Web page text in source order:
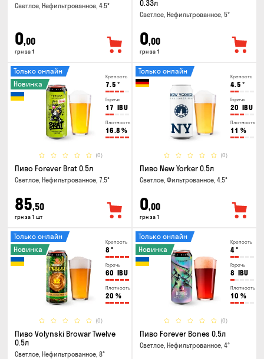
Светлое, Нефильтрованное, 4.5°
0,00
грн за 1
0.33л
Светлое, Нефильтрованное, 5°
0,00
грн за 1
Крепость
7.5 °
Горечь
17 IBU
Плотность
16.8 %
(0)
Только онлайн
Новинка
Пиво Forever Brat 0.5л
Светлое, Нефильтрованное, 7.5°
85,50
грн за 1 шт
Крепость
4.5 °
Горечь
20 IBU
Плотность
11 %
(0)
Только онлайн
Пиво New Yorker 0.5л
Светлое, Фильтрованное, 4.5°
0,00
грн за 1
Крепость
8 °
Горечь
60 IBU
Плотность
20 %
(0)
Только онлайн
Новинка
Пиво Volynski Browar Twelve
0.5л
Светлое, Нефильтрованное, 8°
Крепость
4°
Горечь
8 IBU
Плотность
10 %
(0)
Только онлайн
Новинка
Пиво Forever Bones 0.5л
Светлое, Нефильтрованное, 4°